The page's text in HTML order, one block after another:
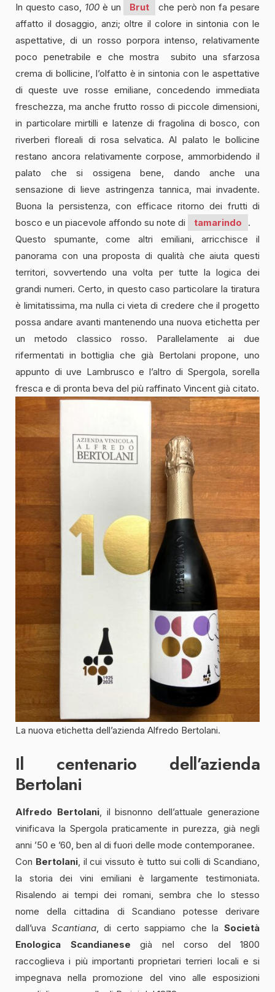
In questo caso, 100è un Brut
che però non fa pesare
affatto il dosaggio, anzi; oltre il colore in sintonia con le
aspettative, di un rosso porpora intenso, relativamente
poco penetrabile e che mostra subito una sfarzosa
crema di bollicine, l’olfatto è in sintonia con le aspettative
di queste uve rosse emiliane, concedendo immediata
freschezza, ma anche frutto rosso di piccole dimensioni,
in particolare mirtilli e latenze di fragolina di bosco, con
riverberi floreali di rosa selvatica. Al palato le bollicine
restano ancora relativamente corpose, ammorbidendo il
palato che si ossigena bene, dando anche una
sensazione di lieve astringenza tannica, mai invadente.
Buona la persistenza, con efficace ritorno dei frutti di
bosco e un piacevole affondo su note di
tamarindo
.
Questo spumante, come altri emiliani, arricchisce il
panorama con una proposta di qualità che aiuta questi
territori, sovvertendo una volta per tutte la logica dei
grandi numeri. Certo, in questo caso particolare la tiratura
è limitatissima, ma nulla ci vieta di credere che il progetto
possa andare avanti mantenendo una nuova etichetta per
un metodo classico rosso. Parallelamente ai due
rifermentati in bottiglia che già Bertolani propone, uno
appunto di uve Lambrusco e l’altro di Spergola, sorella
fresca e di pronta beva del più raffinato Vincent già citato.
La nuova etichetta dell’azienda Alfredo Bertolani.
Il centenario dell’azienda
Bertolani
Alfredo Bertolani, il bisnonno dell’attuale generazione
vinificava la Spergola praticamente in purezza, già negli
anni ’50 e ’60, ben al di fuori delle mode contemporanee.
Con Bertolani, il cui vissuto è tutto sui colli di Scandiano,
la storia dei vini emiliani è largamente testimoniata.
Risalendo ai tempi dei romani, sembra che lo stesso
nome della cittadina di Scandiano potesse derivare
dall’uva Scantiana, di certo sappiamo che laSocietà
Enologica Scandianese già nel corso del 1800
raccoglieva i più importanti proprietari terrieri locali e si
impegnava nella promozione del vino alle esposizioni